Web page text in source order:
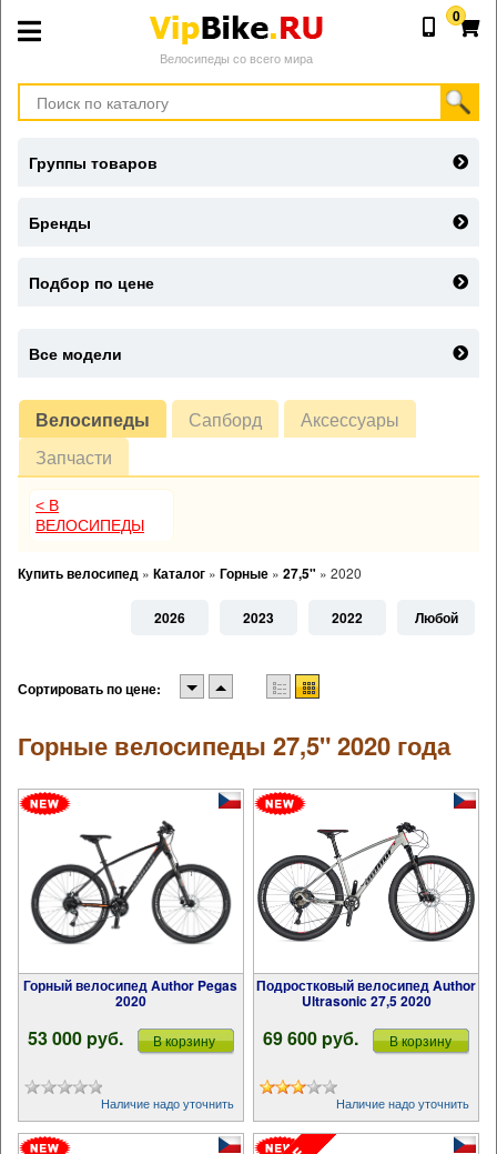
Велосипеды со всего мира
0
Велосипеды Сапборд
Аксессуары
Запчасти
< В
ВЕЛОСИПЕДЫ
Купить велосипед » Каталог » Горные » 27,5" » 2020
2026 2023 2022 Любой
Сортировать по цене:
Горные велосипеды 27,5" 2020 года
Горный велосипед Author Pegas
2020
53 000 pуб. В корзину
Наличие надо уточнить
Подростковый велосипед Author
Ultrasonic 27,5 2020
69 600 pуб. В корзину
Наличие надо уточнить
Группы товаров
Бренды
Подбор по цене
Все модели